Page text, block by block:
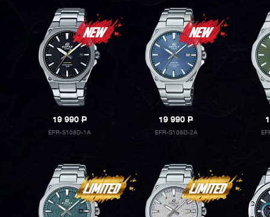
19 990P
EFR-S108D-1A
19 990P
EFR-S108D-2A